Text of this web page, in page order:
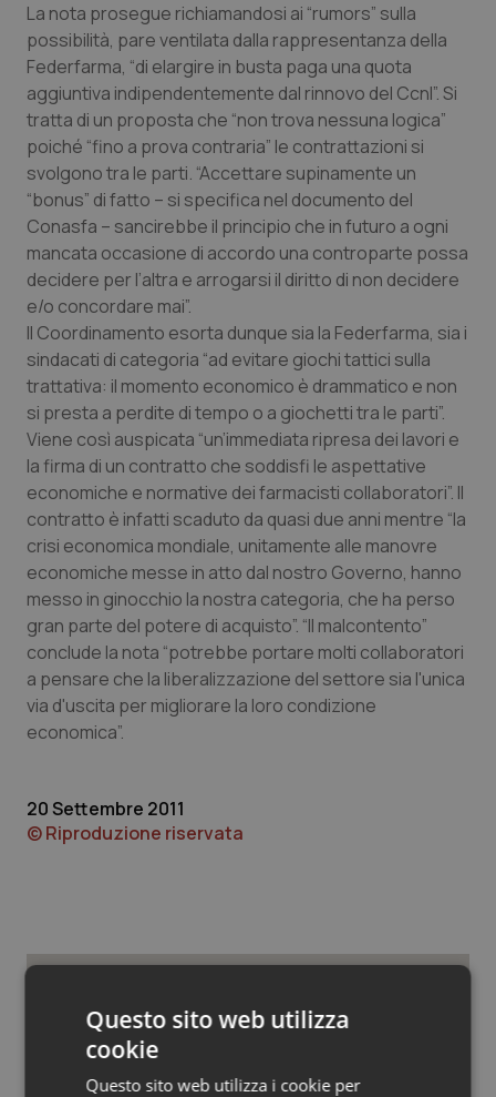
Marche
Molise
Piemonte
Provincia Autonoma di Bolzano
Provincia Autonoma di Trento
Puglia
Sardegna
Sicilia
Toscana
Umbria
Valle D’Aosta
Veneto
Donna & Salute
Epatiti
HIV
Infezioni & Febbre
Ipertensione & Scompenso
Malattie rare
Malattia di Crohn & Rettocolite Ulcerosa
Neuroscienze & patologie neurodegenerative
Obesità
Oftalmologia
Oncodermatologia
Oncoematologia
Oncologia & Nutrizione
Quotidiano Cardiologia
Quotidiano Oncologia
Quotidiano Pediatria
Rene & patologie urogenitali
La nota prosegue richiamandosi ai “rumors” sulla
possibilità, pare ventilata dalla rappresentanza della
Federfarma, “di elargire in busta paga una quota
aggiuntiva indipendentemente dal rinnovo del Ccnl”. Si
tratta di un proposta che “non trova nessuna logica”
poiché “fino a prova contraria” le contrattazioni si
svolgono tra le parti. “Accettare supinamente un
“bonus” di fatto – si specifica nel documento del
Conasfa – sancirebbe il principio che in futuro a ogni
mancata occasione di accordo una controparte possa
decidere per l’altra e arrogarsi il diritto di non decidere
e/o concordare mai”.
Il Coordinamento esorta dunque sia la Federfarma, sia i
sindacati di categoria “ad evitare giochi tattici sulla
trattativa: il momento economico è drammatico e non
si presta a perdite di tempo o a giochetti tra le parti”.
Viene così auspicata “un’immediata ripresa dei lavori e
la firma di un contratto che soddisfi le aspettative
economiche e normative dei farmacisti collaboratori”. Il
contratto è infatti scaduto da quasi due anni mentre “la
crisi economica mondiale, unitamente alle manovre
economiche messe in atto dal nostro Governo, hanno
messo in ginocchio la nostra categoria, che ha perso
gran parte del potere di acquisto”. “Il malcontento”
conclude la nota “potrebbe portare molti collaboratori
a pensare che la liberalizzazione del settore sia l'unica
via d'uscita per migliorare la loro condizione
economica”.
20 Settembre 2011
© Riproduzione riservata
Potrebbe interessarti in
Lavoro e Professioni
Questo sito web utilizza
cookie
Questo sito web utilizza i cookie per